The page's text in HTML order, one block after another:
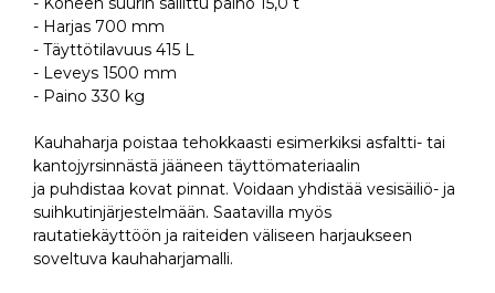
- Harjas 700 mm
- Täyttötilavuus 415 L
- Leveys 1500 mm
- Paino 330 kg
Kauhaharja poistaa tehokkaasti esimerkiksi asfaltti- tai
kantojyrsinnästä jääneen täyttömateriaalin
ja puhdistaa kovat pinnat. Voidaan yhdistää vesisäiliö- ja
suihkutinjärjestelmään. Saatavilla myös
rautatiekäyttöön ja raiteiden väliseen harjaukseen
soveltuva kauhaharjamalli.